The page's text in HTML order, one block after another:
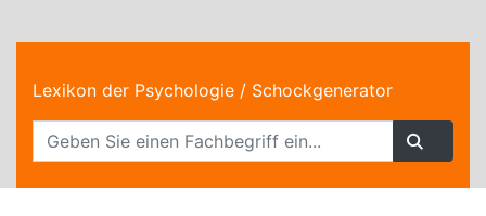
Lexikon der Psychologie / Schockgenerator